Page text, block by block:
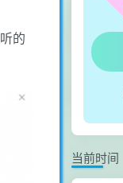
的
当前时间